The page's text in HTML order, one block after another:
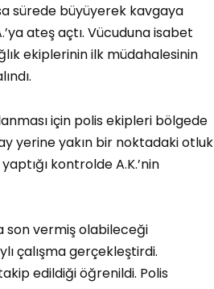
sürede büyüyerek kavgaya
ateş açtı. Vücuduna isabet
ekiplerinin ilk müdahalesinin
için polis ekipleri bölgede
yerine yakın bir noktadaki otluk
kontrolde A.K.’nin
son vermiş olabileceği
çalışma gerçekleştirdi.
edildiği öğrenildi. Polis